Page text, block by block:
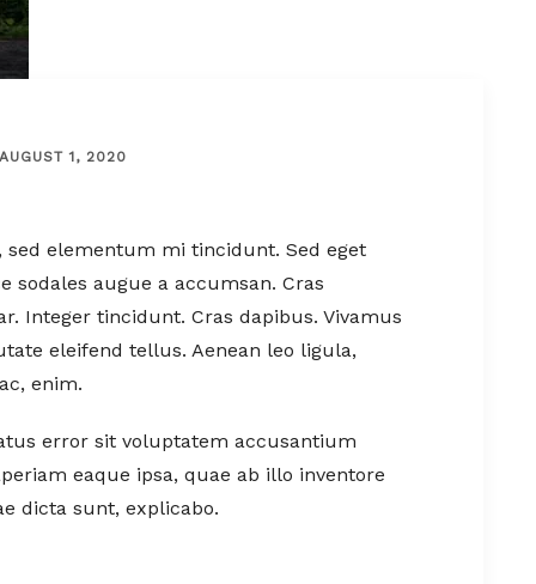
AUGUST 1, 2020
elementum mi tincidunt. Sed eget
sodales augue a accumsan. Cras
Integer tincidunt. Cras dapibus. Vivamus
eleifend tellus. Aenean leo ligula,
enim.
error sit voluptatem accusantium
eaque ipsa, quae ab illo inventore
dicta sunt, explicabo.